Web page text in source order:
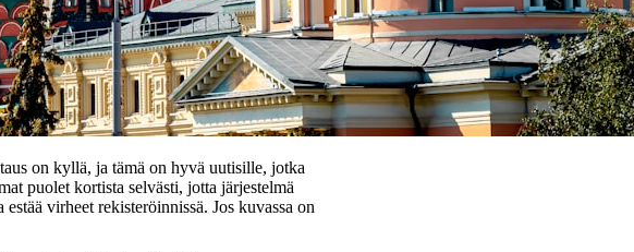
on kyllä, ja tämä on hyvä uutisille, jotka
puolet kortista selvästi, jotta järjestelmä
virheet rekisteröinnissä. Jos kuvassa on